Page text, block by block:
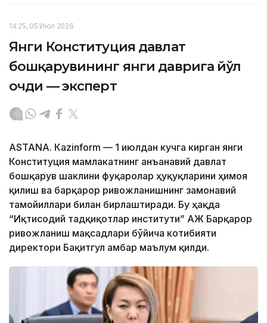
14:25, 05 Июл 2026
Янги Конституция давлат
бошқарувининг янги даврига йўл
очди — эксперт
ASTANА. Кazinform — 1 июлдан кучга кирган янги
Конституция мамлакатнинг анъанавий давлат
бошқарув шаклини фуқаролар ҳуқуқларини ҳимоя
қилиш ва барқарор ривожланишнинг замонавий
тамойиллари билан бирлаштиради. Бу ҳақда
“Иқтисодий тадқиқотлар институти” АЖ Барқарор
ривожланиш мақсадлари бўйича котибияти
директори Бақитгул Қамбар маълум қилди.